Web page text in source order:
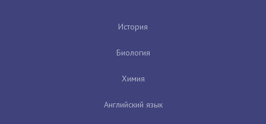
История
Биология
Химия
Английский язык